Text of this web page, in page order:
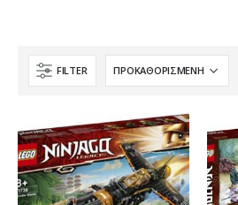
FILTER